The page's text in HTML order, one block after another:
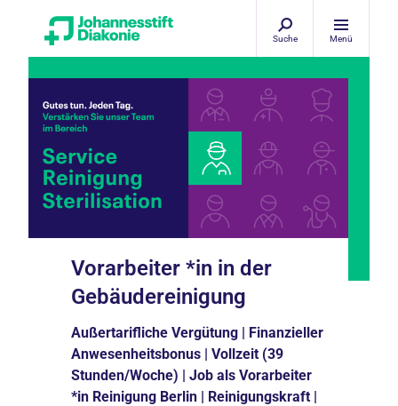
Suche Menü
Vorarbeiter *in in der
Gebäudereinigung
Außertarifliche Vergütung | Finanzieller
Anwesenheitsbonus | Vollzeit (39
Stunden/Woche) | Job als Vorarbeiter
*in Reinigung Berlin | Reinigungskraft |